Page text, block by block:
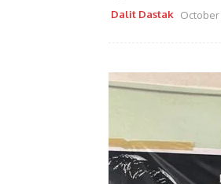
Dalit Dastak October